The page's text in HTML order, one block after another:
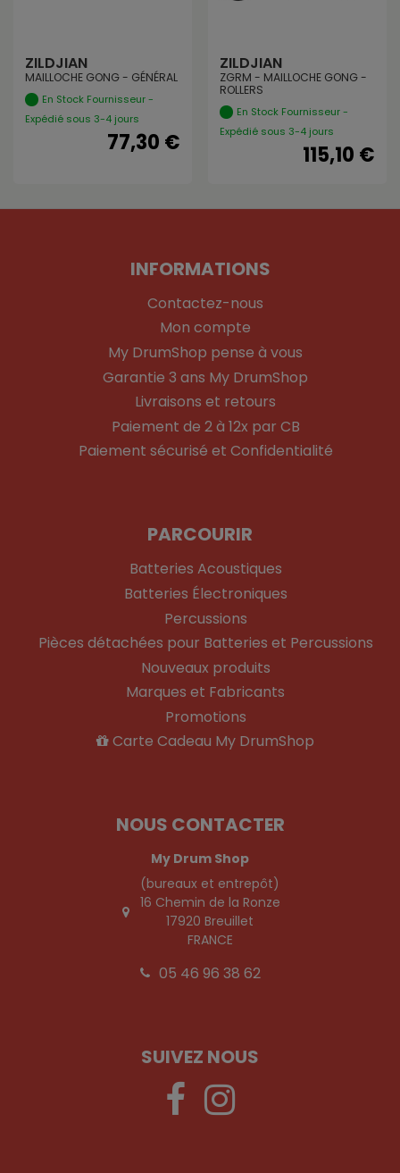
ZILDJIAN
MAILLOCHE GONG - GÉNÉRAL
En Stock Fournisseur -
Expédié sous 3-4 jours
77,30 €
ZILDJIAN
ZGRM - MAILLOCHE GONG -
ROLLERS
En Stock Fournisseur -
Expédié sous 3-4 jours
115,10 €
INFORMATIONS
Contactez-nous
Mon compte
My DrumShop pense à vous
Garantie 3 ans My DrumShop
Livraisons et retours
Paiement de 2 à 12x par CB
Paiement sécurisé et Confidentialité
PARCOURIR
Batteries Acoustiques
Batteries Électroniques
Percussions
Pièces détachées pour Batteries et Percussions
Nouveaux produits
Marques et Fabricants
Promotions
Carte Cadeau My DrumShop
NOUS CONTACTER
My Drum Shop
(bureaux et entrepôt)
16 Chemin de la Ronze
17920 Breuillet
FRANCE
05 46 96 38 62
SUIVEZ NOUS